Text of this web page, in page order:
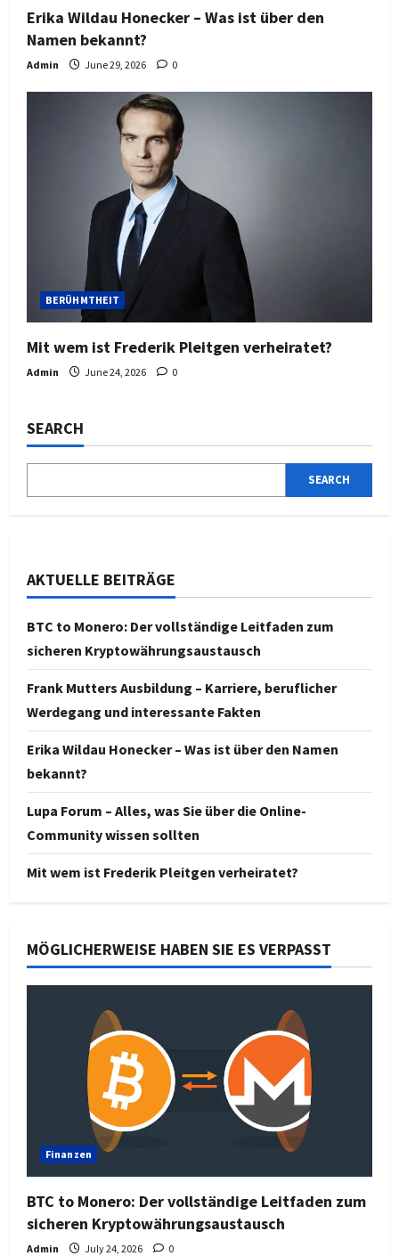
Erika Wildau Honecker – Was ist über den
Namen bekannt?
Admin June 29, 2026 0
BERÜHMTHEIT
Mit wem ist Frederik Pleitgen verheiratet?
Admin June 24, 2026 0
SEARCH
SEARCH
AKTUELLE BEITRÄGE
BTC to Monero: Der vollständige Leitfaden zum
sicheren Kryptowährungsaustausch
Frank Mutters Ausbildung – Karriere, beruflicher
Werdegang und interessante Fakten
Erika Wildau Honecker – Was ist über den Namen
bekannt?
Lupa Forum – Alles, was Sie über die Online-
Community wissen sollten
Mit wem ist Frederik Pleitgen verheiratet?
MÖGLICHERWEISE HABEN SIE ES VERPASST
Finanzen
BTC to Monero: Der vollständige Leitfaden zum
sicheren Kryptowährungsaustausch
Admin July 24, 2026 0